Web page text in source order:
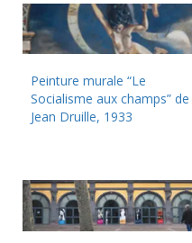
Peinture murale “Le
Socialisme aux champs” de
Jean Druille, 1933